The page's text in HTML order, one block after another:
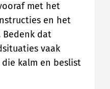
met het
en het
Bedenk dat
vaak
kalm en beslist